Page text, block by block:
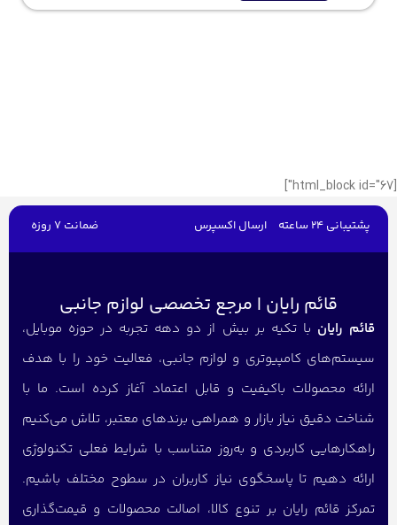
[html_block id="67"]
پشتیبانی 24 ساعته ارسال اکسپرس ضمانت 7 روزه
قائم رایان | مرجع تخصصی لوازم جانبی
قائم رایان با تکیه بر بیش از دو دهه تجربه در حوزه موبایل،
سیستم‌های کامپیوتری و لوازم جانبی، فعالیت خود را با هدف
ارائه محصولات باکیفیت و قابل اعتماد آغاز کرده است. ما با
شناخت دقیق نیاز بازار و همراهی برندهای معتبر، تلاش می‌کنیم
راهکارهایی کاربردی و به‌روز متناسب با شرایط فعلی تکنولوژی
ارائه دهیم تا پاسخگوی نیاز کاربران در سطوح مختلف باشیم.
تمرکز قائم رایان بر تنوع کالا، اصالت محصولات و قیمت‌گذاری